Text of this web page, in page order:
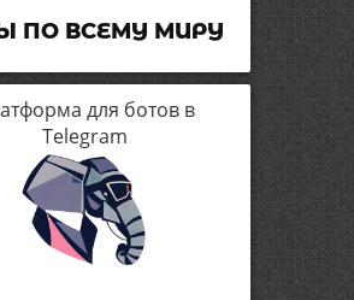
ПО ВСЕМУ МИРУ
для ботов в
Telegram